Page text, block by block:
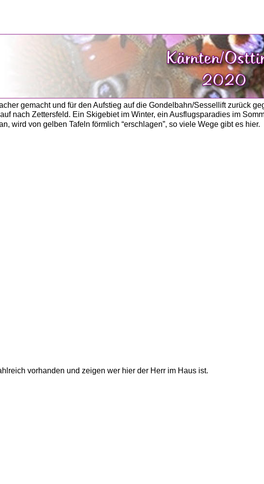
gemacht und für den Aufstieg auf die Gondelbahn/Sessellift zurück
nach Zettersfeld. Ein Skigebiet im Winter, ein Ausflugsparadies im
wird von gelben Tafeln förmlich “erschlagen”, so viele Wege gibt es hier.
vorhanden und zeigen wer hier der Herr im Haus ist.